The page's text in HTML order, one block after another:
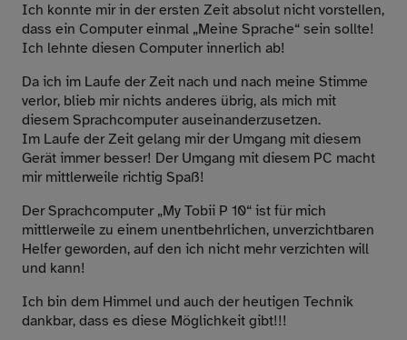
Ich konnte mir in der ersten Zeit absolut nicht vorstellen,
dass ein Computer einmal „Meine Sprache“ sein sollte!
Ich lehnte diesen Computer innerlich ab!
Da ich im Laufe der Zeit nach und nach meine Stimme
verlor, blieb mir nichts anderes übrig, als mich mit
diesem Sprachcomputer auseinanderzusetzen.
Im Laufe der Zeit gelang mir der Umgang mit diesem
Gerät immer besser! Der Umgang mit diesem PC macht
mir mittlerweile richtig Spaß!
Der Sprachcomputer „My Tobii P 10“ ist für mich
mittlerweile zu einem unentbehrlichen, unverzichtbaren
Helfer geworden, auf den ich nicht mehr verzichten will
und kann!
Ich bin dem Himmel und auch der heutigen Technik
dankbar, dass es diese Möglichkeit gibt!!!